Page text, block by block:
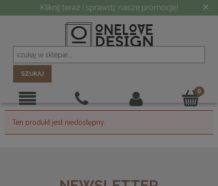
Kliknij teraz i sprawdź nasze promocje! ×
SZUKAJ
Ten produkt jest niedostępny.